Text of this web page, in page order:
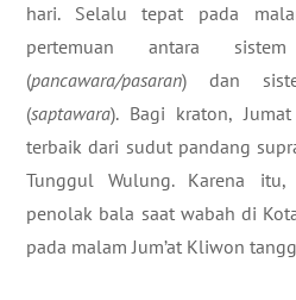
hari. Selalu tepat pada
pertemuan antara
(pancawara/pasaran) dan
(saptawara). Bagi kraton,
terbaik dari sudut pandang
Tunggul Wulung. Karena itu,
penolak bala saat wabah di
pada malam Jum’at Kliwon